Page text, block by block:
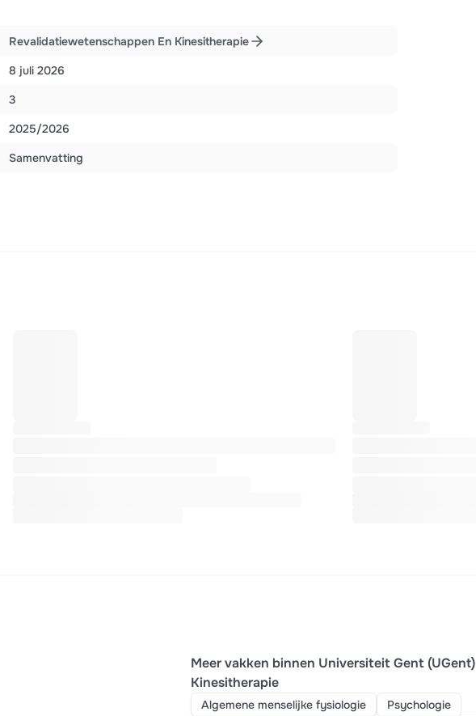
Revalidatiewetenschappen En Kinesitherapie
8 juli 2026
3
2025/2026
Samenvatting
Meer vakken binnen Universiteit Gent
Kinesitherapie
Algemene menselijke fysiologie
Psychologie